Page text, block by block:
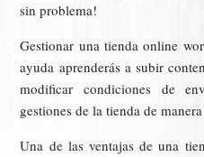
sin problema!
Gestionar una tienda online
ayuda aprenderás a subir
modificar condiciones de
gestiones de la tienda de
Una de las ventajas de una